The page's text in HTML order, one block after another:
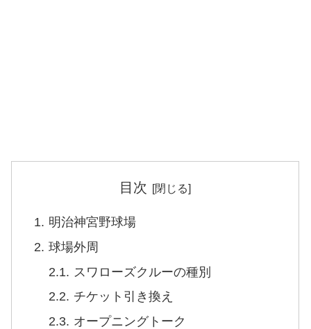
目次
明治神宮野球場
球場外周
スワローズクルーの種別
チケット引き換え
オープニングトーク